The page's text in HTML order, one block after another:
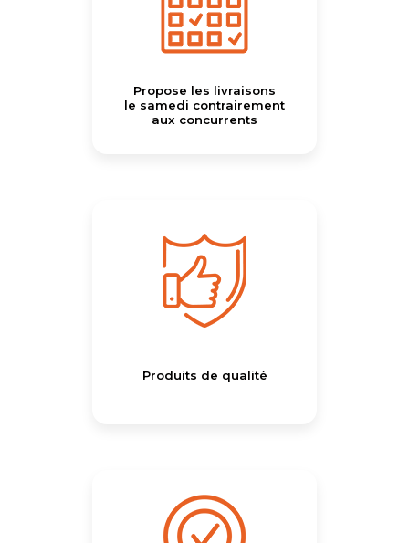
Propose les livraisons
le samedi contrairement
aux concurrents
Produits de qualité